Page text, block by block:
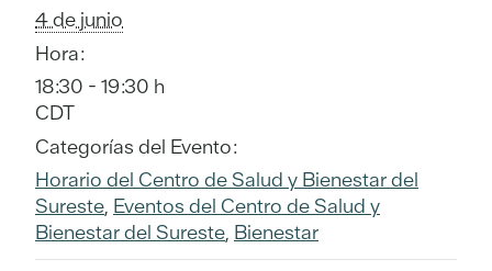
4 de junio
Hora:
18:30 - 19:30 h
CDT
Categorías del Evento:
Horario del Centro de Salud y Bienestar del
Sureste, Eventos del Centro de Salud y
Bienestar del Sureste, Bienestar